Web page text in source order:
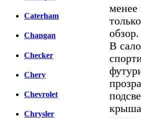
Caterham
Changan
Checker
Chery
Chevrolet
Chrysler
менее
обзор.
В
крыша